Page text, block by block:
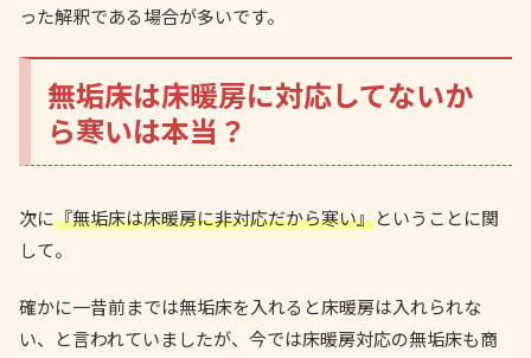
った解釈である場合が多いです。
無垢床は床暖房に対応してないか
ら寒いは本当？
次に『無垢床は床暖房に非対応だから寒い』ということに関
して。
確かに一昔前までは無垢床を入れると床暖房は入れられな
い、と言われていましたが、今では床暖房対応の無垢床も商